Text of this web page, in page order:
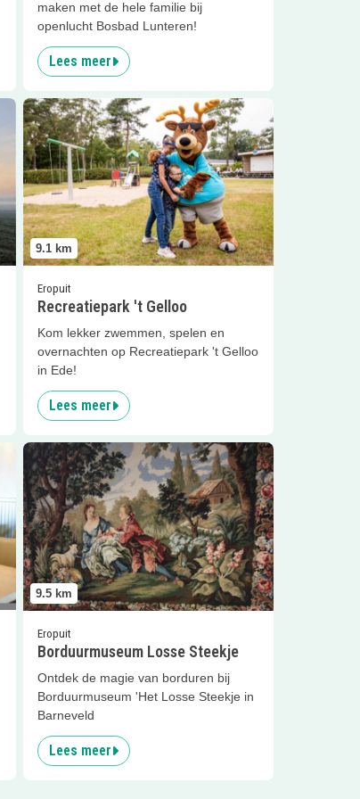
maken met de hele familie bij
openlucht Bosbad Lunteren!
Lees meer
9.1 km
Eropuit
Recreatiepark 't Gelloo
Kom lekker zwemmen, spelen en
overnachten op Recreatiepark 't Gelloo
in Ede!
Lees meer
Lees meer Recreatiepark 't Gelloo
9.5 km
Eropuit
Borduurmuseum Losse Steekje
Ontdek de magie van borduren bij
Borduurmuseum 'Het Losse Steekje in
Barneveld
Lees meer
Lees meer Borduurmuseum Losse Steekje